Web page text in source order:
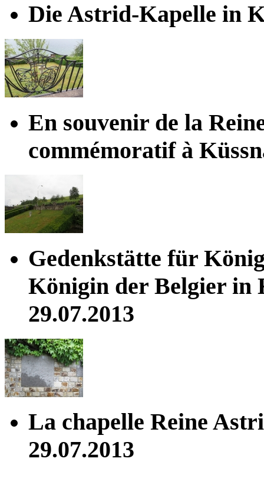
Die Astrid-Kapelle in
En souvenir de la
commémoratif à
Gedenkstätte für
Königin der Belgier in
29.07.2013
La chapelle Reine
29.07.2013